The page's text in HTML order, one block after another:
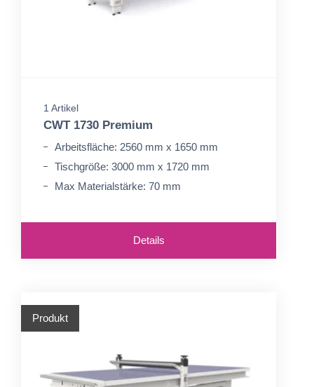
1 Artikel
CWT 1730 Premium
Arbeitsfläche: 2560 mm x 1650 mm
Tischgröße: 3000 mm x 1720 mm
Max Materialstärke: 70 mm
Details
Produkt